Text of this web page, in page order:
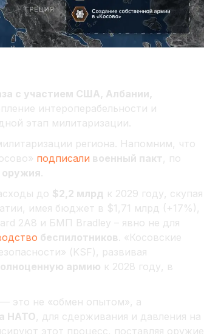
с участием США, Албании,
интероперабельности и
этап милитаризации.
региона. Напомним, что
подписали военный пакт, по
оружия.
до $2,2 млрд к 2029 году, скупая
имея бюджет в $1,71 млрд (+17%),
2A8 и БМП Bradley – явно не для
беспилотников. «Косовские
(KSF), развивая
армию к 2028 году, в
это не «обмен опытом», а
НАТО, для сдерживания и давления на
этот процесс, поставляя оружие